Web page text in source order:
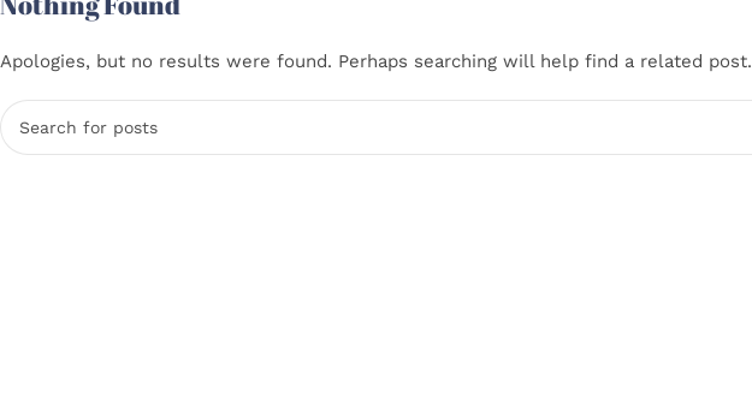
Apologies, but no results were found. Perhaps searching will help find a related post.